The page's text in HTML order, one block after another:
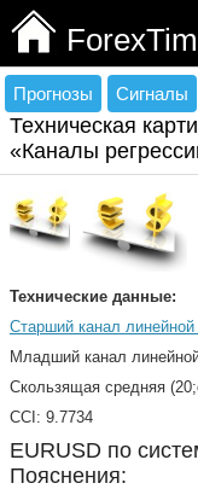
Прогнозы Сигналы
Техническая
«Каналы
Технические данные:
Старший канал линейной
Младший канал
Скользящая средняя
CCI: 9.7734
EURUSD по
Пояснения: